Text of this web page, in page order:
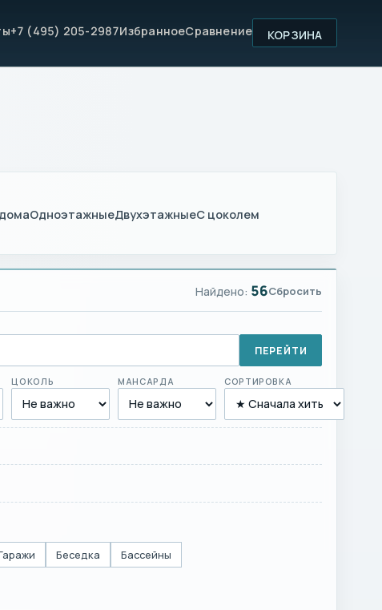
+7 (495) 205-2987ИзбранноеСравнение КОРЗИНА
ОдноэтажныеДвухэтажныеС цоколем
Найдено: 56Сбросить
ПЕРЕЙТИ
ЦОКОЛЬ МАНСАРДА СОРТИРОВКА
Беседка Бассейны